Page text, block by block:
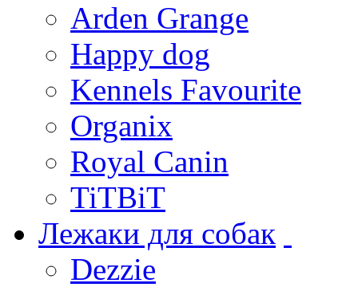
Arden Grange
Happy dog
Kennels Favourite
Organix
Royal Canin
TiTBiT
Лежаки для собак
Dezzie